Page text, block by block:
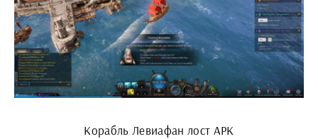
Корабль Левиафан лост АРК